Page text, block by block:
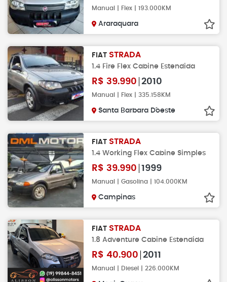
Manual | Flex | 193.000KM
Araraquara
FIAT STRADA
1.4 Fire Flex Cabine Estendida
R$ 39.990 2010
Manual | Flex | 335.158KM
Santa Barbara D´oeste
FIAT STRADA
1.4 Working Flex Cabine Simples
R$ 39.990 1999
Manual | Gasolina | 104.000KM
Campinas
FIAT STRADA
1.8 Adventure Cabine Estendida
R$ 40.900 2011
Manual | Diesel | 226.000KM